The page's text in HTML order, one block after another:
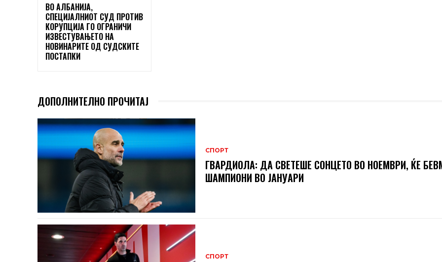
ВО АЛБАНИЈА,
СПЕЦИЈАЛНИОТ СУД ПРОТИВ
КОРУПЦИЈА ГО ОГРАНИЧИ
ИЗВЕСТУВАЊЕТО НА
НОВИНАРИТЕ ОД СУДСКИТЕ
ПОСТАПКИ
ДОПОЛНИТЕЛНО ПРОЧИТАЈ
СПОРТ
ГВАРДИОЛА: ДА СВЕТЕШЕ СОНЦЕТО ВО НОЕМВРИ, ЌЕ
ШАМПИОНИ ВО ЈАНУАРИ
СПОРТ